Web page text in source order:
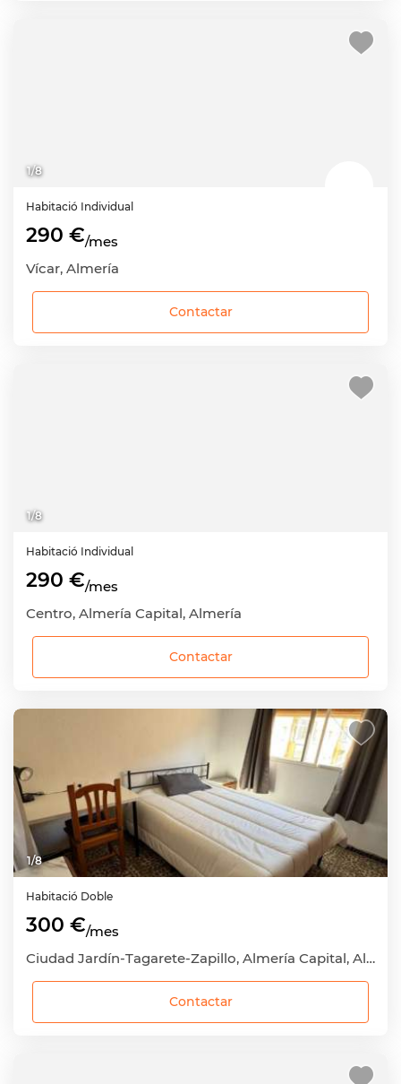
1/8
Habitació Individual
290 €/mes
Vícar, Almería
Contactar
1/8
Habitació Individual
290 €/mes
Centro, Almería Capital, Almería
Contactar
1/8
Habitació Doble
300 €/mes
Ciudad Jardín-Tagarete-Zapillo, Almería Capital, Almería
Contactar